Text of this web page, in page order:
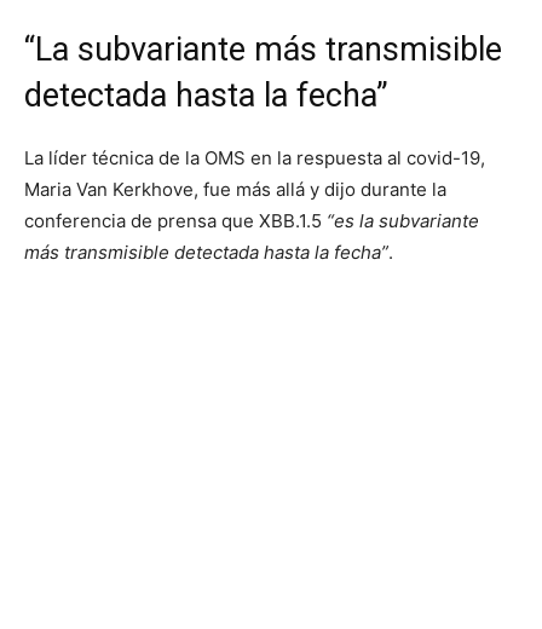
“La subvariante más transmisible
detectada hasta la fecha”
La líder técnica de la OMS en la respuesta al covid-19,
Maria Van Kerkhove, fue más allá y dijo durante la
conferencia de prensa que XBB.1.5 “es la subvariante
más transmisible detectada hasta la fecha”.